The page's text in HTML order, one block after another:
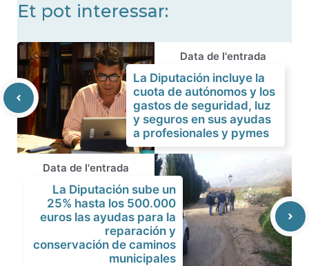
Et pot interessar:
Data de l'entrada
La Diputación incluye la
cuota de autónomos y los
gastos de seguridad, luz
y seguros en sus ayudas
a profesionales y pymes
Data de l'entrada
La Diputación sube un
25% hasta los 500.000
euros las ayudas para la
reparación y
conservación de caminos
municipales